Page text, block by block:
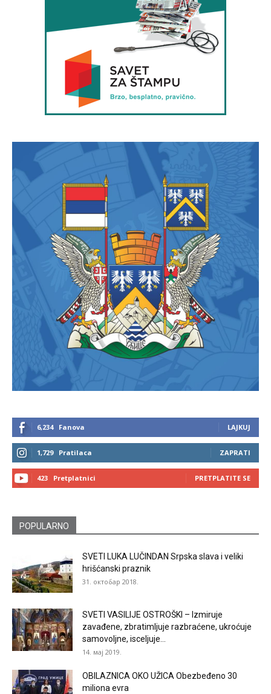
6,234 Fanova LAJKUJ
1,729 Pratilaca ZAPRATI
423 Pretplatnici PRETPLATITE SE
POPULARNO
SVETI LUKA LUČINDAN Srpska slava i veliki
hrišćanski praznik
31. октобар 2018.
SVETI VASILIJE OSTROŠKI – Izmiruje
zavađene, zbratimljuje razbraćene, ukroćuje
samovoljne, isceljuje...
14. мај 2019.
OBILAZNICA OKO UŽICA Obezbeđeno 30
miliona evra